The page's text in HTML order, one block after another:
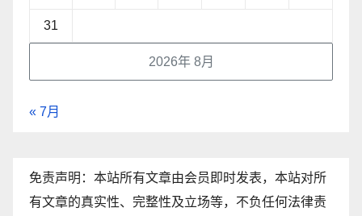
2026年 8月
31
« 7月
免责声明：本站所有文章由会员即时发表，本站对所
有文章的真实性、完整性及立场等，不负任何法律责